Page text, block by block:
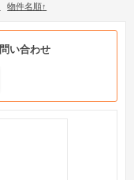
物件名順
い合わせ